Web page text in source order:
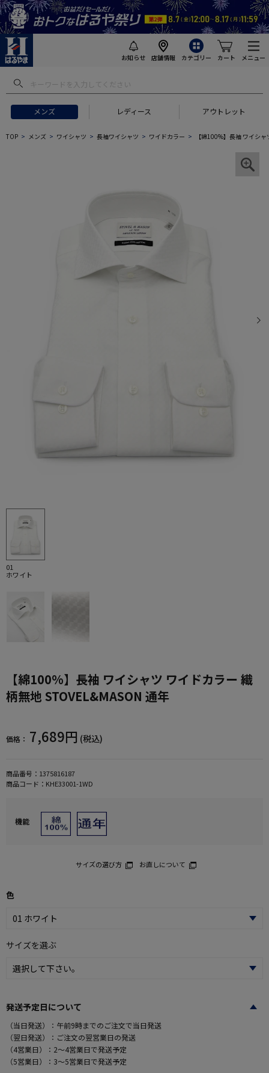
お知らせ 店舗情報 カテゴリー カート メニュー
メンズ レディース アウトレット
TOP メンズ ワイシャツ 長袖ワイシャツ ワイドカラー 【綿100%】長袖 ワイシ
01
ホワイト
【綿100%】長袖 ワイシャツ ワイドカラー 織
柄無地 STOVEL&MASON 通年
価格： 7,689円 (税込)
商品番号： 1375816187
商品コード： KHE33001-1WD
機能
サイズの選び方 お直しについて
色
サイズを選ぶ
発送予定日について
（当日発送）：午前9時までのご注文で当日発送
（翌日発送）：ご注文の翌営業日の発送
（4営業日）：2～4営業日で発送予定
（5営業日）：3～5営業日で発送予定